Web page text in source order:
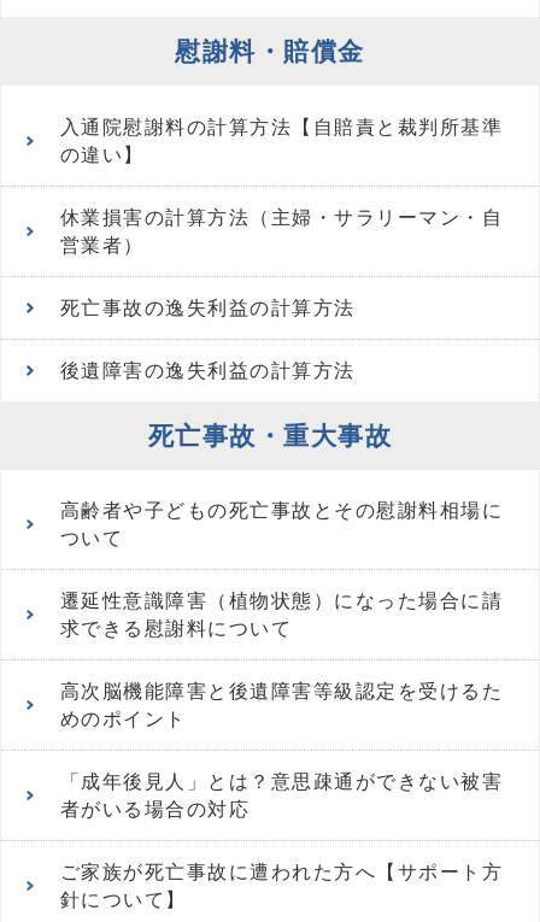
慰謝料・賠償金
入通院慰謝料の計算方法【自賠責と裁判所基準
の違い】
休業損害の計算方法（主婦・サラリーマン・自
営業者）
死亡事故の逸失利益の計算方法
後遺障害の逸失利益の計算方法
死亡事故・重大事故
高齢者や子どもの死亡事故とその慰謝料相場に
ついて
遷延性意識障害（植物状態）になった場合に請
求できる慰謝料について
高次脳機能障害と後遺障害等級認定を受けるた
めのポイント
「成年後見人」とは？意思疎通ができない被害
者がいる場合の対応
ご家族が死亡事故に遭われた方へ【サポート方
針について】